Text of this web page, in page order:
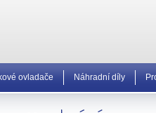
ovladače Náhradní díly